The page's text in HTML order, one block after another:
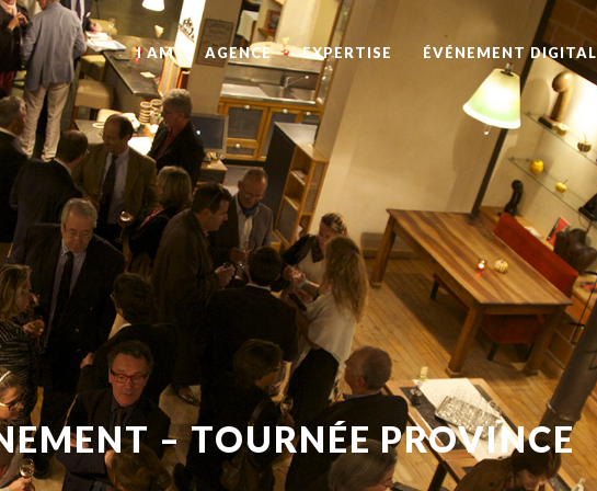
I AM AGENCE EXPERTISE ÉVÉNEMENT DIGITAL
– TOURNÉE PROVINCE